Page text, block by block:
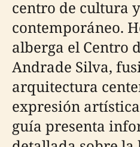
centro de cultura
contemporáneo.
alberga el Centro
Andrade Silva,
arquitectura
expresión
guía presenta